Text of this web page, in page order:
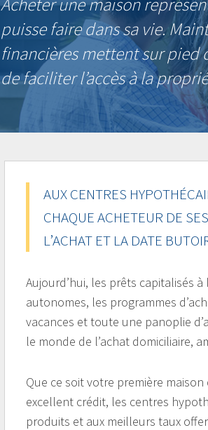
puisse faire dans sa vie.
financières mettent sur pied
de faciliter l’accès à la
AUX CENTRES
CHAQUE ACHETEUR DE
L’ACHAT ET LA DATE
Aujourd’hui, les prêts capitalisés
autonomes, les programmes
vacances et toute une panoplie
le monde de l’achat domiciliaire,
Que ce soit votre première
excellent crédit, les centres
produits et aux meilleurs taux